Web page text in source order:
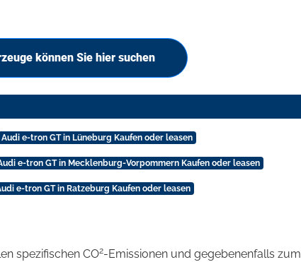
können Sie hier suchen
Audi e-tron GT in Lüneburg Kaufen oder leasen
e-tron GT in Mecklenburg-Vorpommern Kaufen oder leasen
e-tron GT in Ratzeburg Kaufen oder leasen
spezifischen CO2-Emissionen und gegebenenfalls zum